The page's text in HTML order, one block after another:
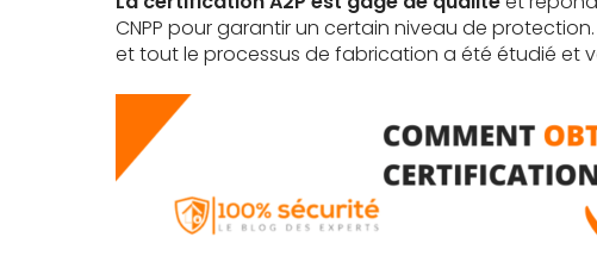
CNPP pour garantir un certain niveau de
et tout le processus de fabrication a été étudié et